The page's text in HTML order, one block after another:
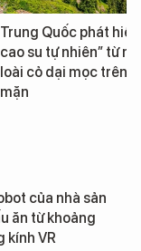
Loạt dự án bất
Đà Nẵng sắp bị
của nhà sản
ăn từ khoảng
kính VR